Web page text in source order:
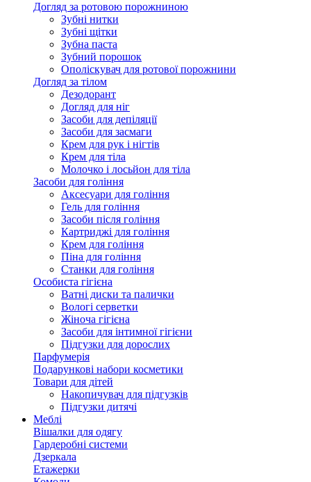
Догляд за ротовою порожниною
Зубні нитки
Зубні щітки
Зубна паста
Зубний порошок
Ополіскувач для ротової порожнини
Догляд за тілом
Дезодорант
Догляд для ніг
Засоби для депіляції
Засоби для засмаги
Крем для рук і нігтів
Крем для тіла
Молочко і лосьйон для тіла
Засоби для гоління
Аксесуари для гоління
Гель для гоління
Засоби після гоління
Картриджі для гоління
Крем для гоління
Піна для гоління
Станки для гоління
Особиста гігієна
Ватні диски та палички
Вологі серветки
Жіноча гігієна
Засоби для інтимної гігієни
Підгузки для дорослих
Парфумерія
Подарункові набори косметики
Товари для дітей
Накопичувач для підгузків
Підгузки дитячі
Меблі
Вішалки для одягу
Гардеробні системи
Дзеркала
Етажерки